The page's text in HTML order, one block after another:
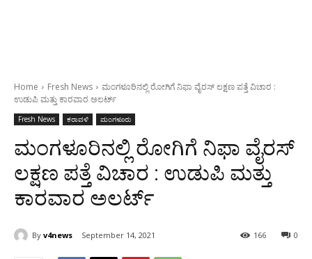
Home Fresh News
ಮಂಗಳೂರಿನಲ್ಲಿ ರೋಗಿಗೆ ನಿಫಾ ವೈರಸ್ ಲಕ್ಷಣ ಪತ್ತೆ ವಿಚಾರ :
ಉಡುಪಿ ಮತ್ತು ಕಾರವಾರ ಅಲರ್ಟ್
Fresh News ಕರಾವಳಿ ಮಂಗಳೂರು
ಮಂಗಳೂರಿನಲ್ಲಿ ರೋಗಿಗೆ ನಿಫಾ ವೈರಸ್
ಲಕ್ಷಣ ಪತ್ತೆ ವಿಚಾರ : ಉಡುಪಿ ಮತ್ತು
ಕಾರವಾರ ಅಲರ್ಟ್
By v4news September 14, 2021 0
166